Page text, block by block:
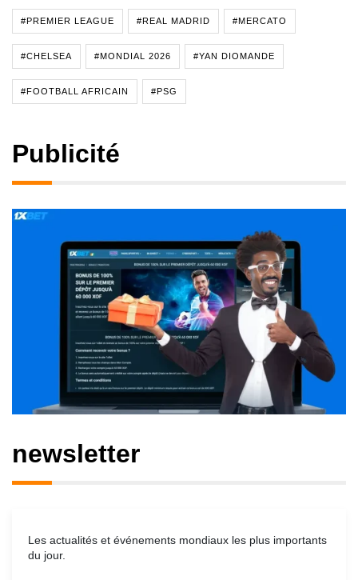
#PREMIER LEAGUE #REAL MADRID #MERCATO
#CHELSEA #MONDIAL 2026 #YAN DIOMANDE
#FOOTBALL AFRICAIN #PSG
Publicité
newsletter
Les actualités et événements mondiaux les plus importants
du jour.